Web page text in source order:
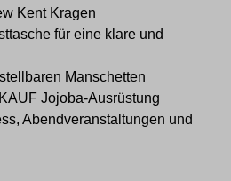
Kent Kragen
für eine klare und
Manschetten
Jojoba-Ausrüstung
Abendveranstaltungen und